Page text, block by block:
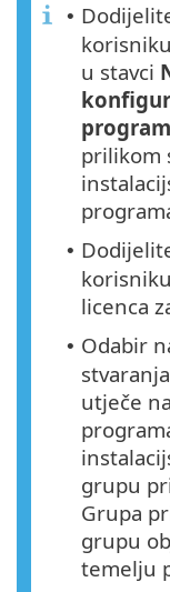
•
u stavci
prilikom
•
licenca
• Odabir
utječe
grupu
Grupa
grupu
temelju